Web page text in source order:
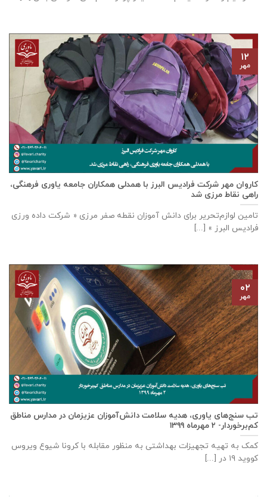
كاروان مهر شرکت فرادیس البرز با همدلی همکاران جامعه یاوری فرهنگی،
راهی نقاط مرزی شد
تامين لوازم‌تحرير برای دانش آموزان نقطه صفر مرزی « شرکت داده ورزی
فراديس البرز » [...]
۱۲
مهر
تب سنج‌های یاوری، هدیه سلامت دانش‌آموزان عزیزمان در مدارس مناطق
کم‌برخوردار- ۲ مهرماه ۱۳۹۹
کمک به تهیه تجهیزات بهداشتی به منظور مقابله با کرونا شیوع ویروس
کووید ۱۹ در [...]
۰۲
مهر